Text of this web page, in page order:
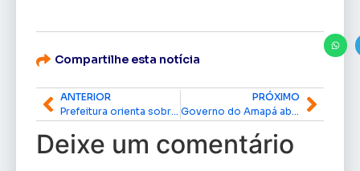
Compartilhe esta notícia
ANTERIOR
Prefeitura orienta sobre solicitação de fechamento de vias para festas de fim de ano
PRÓXIMO
Governo do Amapá abre chamamento público para gestão comercial do Parque da Residência e busca ampliar potencial turístico
Deixe um comentário